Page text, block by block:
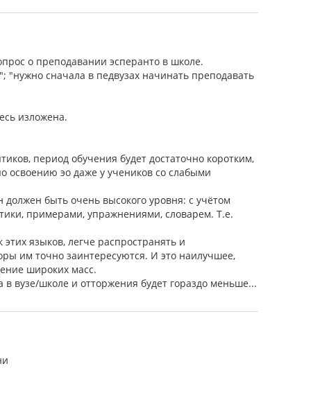
о преподавании эсперанто в школе.
"нужно сначала в педвузах начинать преподавать
изложена.
период обучения будет достаточно коротким,
освоению эо даже у учеников со слабыми
быть очень высокого уровня: с учётом
примерами, упражнениями, словарем. Т.е.
языков, легче распространять и
им точно заинтересуются. И это наилучшее,
широких масс.
в вузе/школе и отторжения будет гораздо меньше...